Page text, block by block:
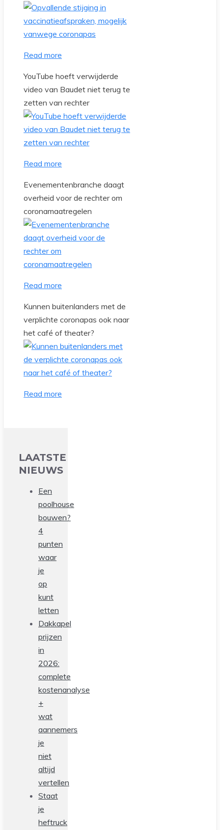
Read more
YouTube hoeft verwijderde
video van Baudet niet terug te
zetten van rechter
Read more
Evenementenbranche daagt
overheid voor de rechter om
coronamaatregelen
Read more
Kunnen buitenlanders met de
verplichte coronapas ook naar
het café of theater?
Read more
LAATSTE
NIEUWS
Een
poolhouse
bouwen?
4
punten
waar
je
op
kunt
letten
Dakkapel
prijzen
in
2026:
complete
kostenanalyse
+
wat
aannemers
je
niet
altijd
vertellen
Staat
je
heftruck